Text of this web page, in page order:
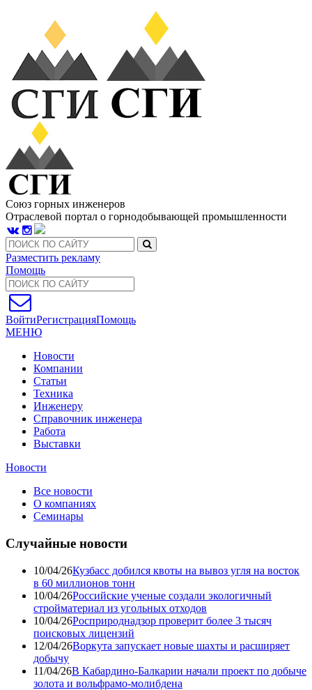
Союз горных инженеров
Отраслевой портал о горнодобывающей промышленности
Разместить рекламу
Помощь
ВойтиРегистрацияПомощь
МЕНЮ
Новости
Компании
Статьи
Техника
Инженеру
Справочник инженера
Работа
Выставки
Новости
Все новости
О компаниях
Семинары
Случайные новости
10/04/26Кузбасс добился квоты на вывоз угля на восток
в 60 миллионов тонн
10/04/26Российские ученые создали экологичный
стройматериал из угольных отходов
10/04/26Росприроднадзор проверит более 3 тысяч
поисковых лицензий
12/04/26Воркута запускает новые шахты и расширяет
добычу
11/04/26В Кабардино-Балкарии начали проект по добыче
золота и вольфрамо-молибдена